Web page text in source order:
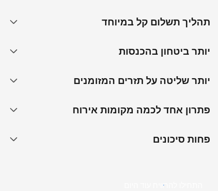
תהליך תשלום קל במיוחד
יותר ביטחון בהכנסות
יותר שליטה על תזרים המזומנים
פתרון אחד לכמה מקומות אירוח
פחות סיכונים
התחילו להרוויח עוד היום